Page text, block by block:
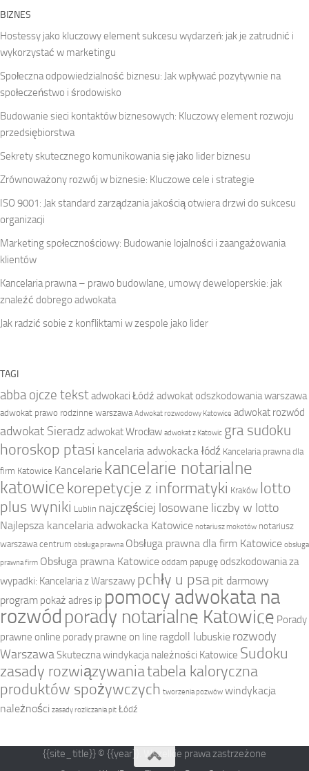
BIZNES
Hostessy jako kluczowy element sukcesu wydarzeń: jak je zatrudnić i
wykorzystać w marketingu
Społeczna odpowiedzialność biznesu: Jak wpływać pozytywnie na
społeczeństwo i środowisko
Budowanie sieci kontaktów biznesowych: Kluczowy element rozwoju
przedsiębiorstwa
Sekrety skutecznego komunikowania się jako lider biznesu
Zrównoważony rozwój w biznesie: Kluczowe cele i strategie
ISO 9001: Jak standard zarządzania jakością otwiera drzwi do sukcesu
organizacji
Marketing społecznościowy: Budowanie lojalności i zaangażowania
klientów
Kancelaria prawna – prawo budowlane, umowy deweloperskie: jak
znaleźć dobrego adwokata
Jak radzić sobie z konfliktami w zespole jako lider
TAGI
abba ojcze tekstadwokaci Łódź adwokat odszkodowania warszawa
adwokat prawo rodzinne warszawa Adwokat rozwodowy Katowice adwokat rozwód
adwokat Sieradzadwokat Wrocław adwokat z Katowic gra sudoku
horoskop ptasi kancelaria adwokacka łódź Kancelaria prawna dla
firm Katowice Kancelarie kancelarie notarialne
katowicekorepetycje z informatyki Kraków lotto
plus wyniki Lublin najczęściej losowane liczby w lotto
Najlepsza kancelaria adwokacka Katowice notariusz mokotów notariusz
warszawa centrum obsługa prawna Obsługa prawna dla firm Katowice obsługa
prawna firm Obsługa prawna Katowice oddam papugę odszkodowania za
wypadki: Kancelaria z Warszawy pchły u psa pit darmowy
program pokaż adres ip pomocy adwokata na
rozwód porady notarialne Katowice Porady
prawne online porady prawne on line ragdoll lubuskie rozwody
Warszawa Skuteczna windykacja należności Katowice Sudoku
zasady rozwiązywaniatabela kaloryczna
produktów spożywczych tworzenia pozwów windykacja
należności zasady rozliczania pit Łódź
{{site_title}} © {{year}}. Wszelkie prawa zastrzeżone